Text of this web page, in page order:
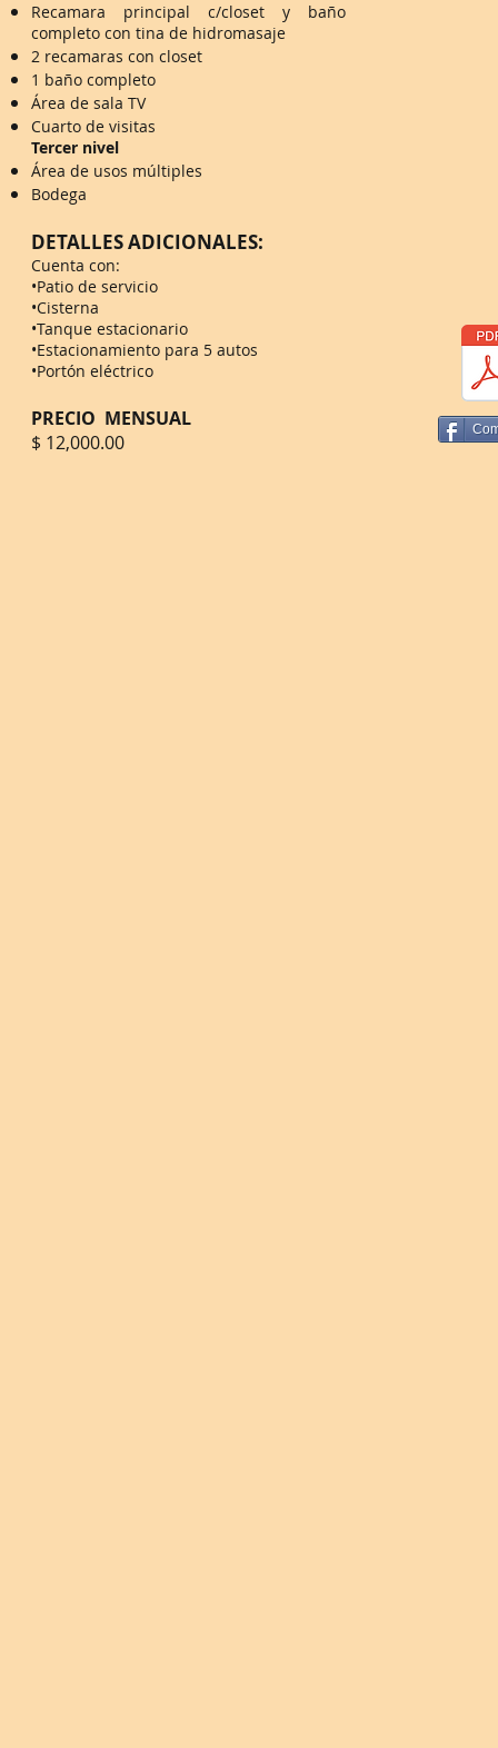
Recamara principal c/closet y baño
completo con tina de hidromasaje
2 recamaras con closet
1 baño completo
Área de sala TV
Cuarto de visitas
Tercer nivel
Área de usos múltiples
Bodega
DETALLES ADICIONALES:
Cuenta con:
•Patio de servicio
•Cisterna
•Tanque estacionario
•Estacionamiento para 5 autos
•Portón eléctrico
PRECIO MENSUAL
$ 12,000.00